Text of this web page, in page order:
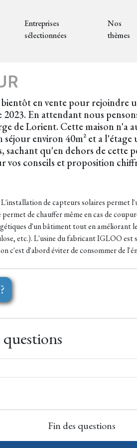
Entreprises
sélectionnées
Nos
thèmes
en vente pour rejoindre
En attendant nous
de Lorient. Cette maison n'a
environ 40m² et a
sachant qu'en dehors de cette
vos conseils et proposition
de capteurs solaires
de chauffer même en cas de
d'un bâtiment tout en améliorant
etc.). L'usine du fabricant IGLOO
c'est d'abord éviter de consommer de
questions
Fin des questions